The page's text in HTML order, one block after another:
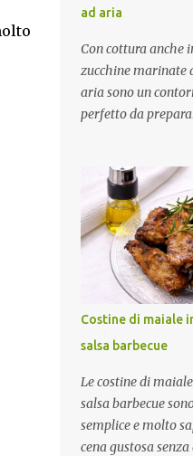
ad aria
Con cottura anche
zucchine
aria sono un
perfetto da
marinatura a base
oliva, aceto di
peperoncino. Il
permette alle
aromi, rendendole
Ottime da servire
come antipasto
Come ottenere
marinate Per un
zucchine a fette
spessore.
Cuocile in più
Condiscile quando
Costine di maiale
salsa barbecue
Le costine di
salsa barbecue
semplice e molto
cena gustosa senza